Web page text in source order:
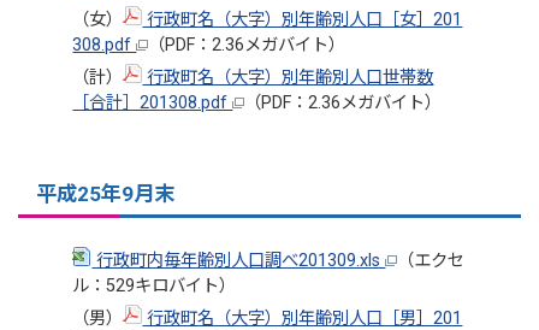
（女）
行政町名（大字）別年齢別人口［女］201
308.pdf
（PDF：2.36メガバイト）
（計）
行政町名（大字）別年齢別人口世帯数
［合計］201308.pdf
（PDF：2.36メガバイト）
平成25年9月末
行政町内毎年齢別人口調べ201309.xls
（エクセ
ル：529キロバイト）
（男）
行政町名（大字）別年齢別人口［男］201